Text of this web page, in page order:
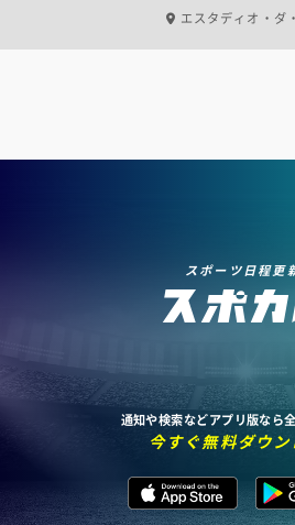
エスタディオ・ダ
スポーツ日程更
通知や検索などアプリ版なら
今すぐ無料ダウ